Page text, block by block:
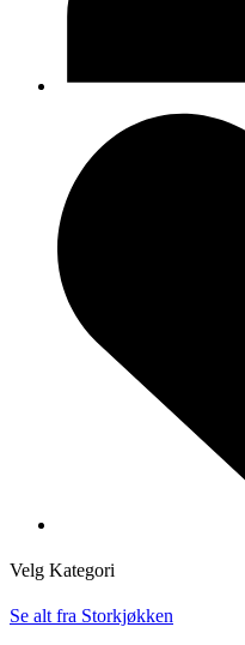
Velg Kategori
Se alt fra Storkjøkken